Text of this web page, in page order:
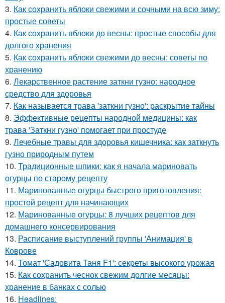
3. Как сохранить яблоки свежими и сочными на всю зиму:
простые советы
4. Как сохранить яблоки до весны: простые способы для
долгого хранения
5. Как сохранить яблоки свежими до весны: советы по
хранению
6. Лекарственное растение заткни гузно: народное
средство для здоровья
7. Как называется трава 'заткни гузно': раскрытие тайны
8. Эффективные рецепты народной медицины: как
трава 'Заткни гузно' помогает при простуде
9. Лечебные травы для здоровья кишечника: как заткнуть
гузно природным путем
10. Традиционные шпики: как я начала мариновать
огурцы по старому рецепту
11. Маринованные огурцы быстрого приготовления:
простой рецепт для начинающих
12. Маринованные огурцы: 8 лучших рецептов для
домашнего консервирования
13. Расписание выступлений группы 'Анимация' в
Коврове
14. Томат 'Садовита Таня F1': секреты высокого урожая
15. Как сохранить чеснок свежим долгие месяцы:
хранение в банках с солью
16. Headlines: